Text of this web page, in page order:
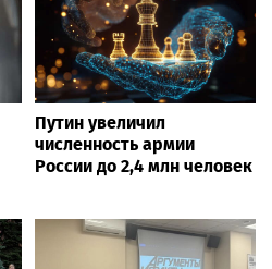
Путин увеличил
численность армии
России до 2,4 млн человек